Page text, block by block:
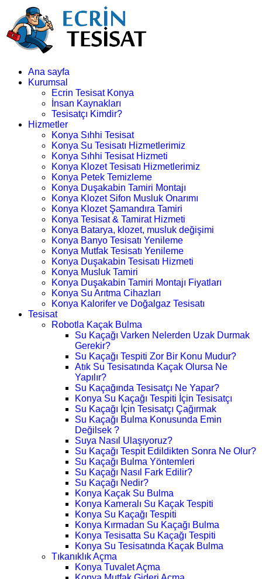
Ana sayfa
Kurumsal
Ecrin Tesisat Konya
İnsan Kaynakları
Tesisatçı Kimdir?
Hizmetler
Konya Sıhhi Tesisat
Konya Su Tesisatı Hizmetlerimiz
Konya Sıhhi Tesisat Hizmeti
Konya Klozet Tesisatı Hizmetlerimiz
Konya Petek Temizleme
Konya Duşakabin Tamiri Montajı
Konya Klozet Sifon Musluk Onarımı
Konya Klozet Şamandıra Tamiri
Konya Tesisat & Tamirat Hizmeti
Konya Batarya, klozet, musluk değişimi
Konya Banyo Tesisatı Yenileme
Konya Mutfak Tesisatı Yenileme
Konya Duşakabin Tesisatı Hizmeti
Konya Musluk Tamiri
Konya Duşakabin Tamiri Montajı Fiyatları
Konya Su Arıtma Cihazları
Konya Kalorifer ve Doğalgaz Tesisatı
Tesisat
Robotla Kaçak Bulma
Su Kaçağı Varken Nelerden Uzak Durmak
Gerekir?
Su Kaçağı Tespiti Zor Bir Konu Mudur?
Atık Su Tesisatında Kaçak Olursa Ne
Yapılır?
Su Kaçağında Tesisatçı Ne Yapar?
Konya Su Kaçağı Tespiti İçin Tesisatçı
Su Kaçağı İçin Tesisatçı Çağırmak
Su Kaçağı Bulma Konusunda Emin
Değilsek ?
Suya Nasıl Ulaşıyoruz?
Su Kaçağı Tespit Edildikten Sonra Ne Olur?
Su Kaçağı Bulma Yöntemleri
Su Kaçağı Nasıl Fark Edilir?
Su Kaçağı Nedir?
Konya Kaçak Su Bulma
Konya Kameralı Su Kaçak Tespiti
Konya Su Kaçağı Tespiti
Konya Kırmadan Su Kaçağı Bulma
Konya Tesisatta Su Kaçağı Tespiti
Konya Su Tesisatında Kaçak Bulma
Tıkanıklık Açma
Konya Tuvalet Açma